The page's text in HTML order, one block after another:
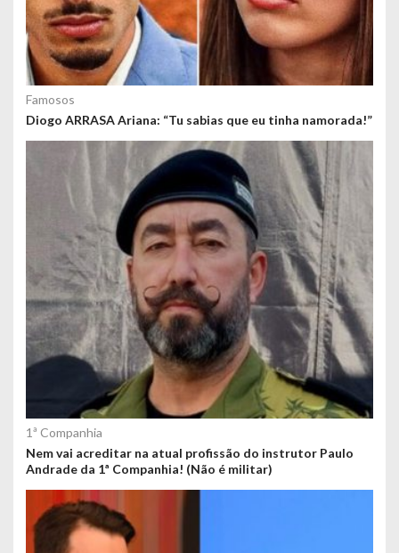
Famosos
Diogo ARRASA Ariana: “Tu sabias que eu tinha namorada!”
1ª Companhia
Nem vai acreditar na atual profissão do instrutor Paulo
Andrade da 1ª Companhia! (Não é militar)